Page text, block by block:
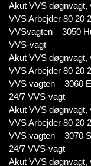
Akut VVS døgnvagt,
VVS Arbejder 80 20
VVSvagten – 3050
VVS-vagt
Akut VVS døgnvagt,
VVS Arbejder 80 20
VVS vagten – 3060
24/7 VVS-vagt
Akut VVS døgnvagt,
VVS Arbejder 80 20
VVS vagten – 3070
24/7 VVS-vagt
Akut VVS døgnvagt,